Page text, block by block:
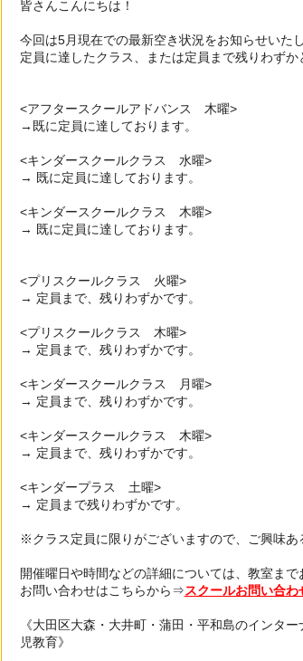
皆さんこんにちは！
今回は5月現在での最新空き状況をお知らせいた
定員に達したクラス、または定員まで残りわず
<アフタースクールアドバンス 木曜>
→既に定員に達しております。
<キンダースクールクラス 水曜>
→ 既に定員に達しております。
<キンダースクールクラス 木曜>
→ 既に定員に達しております。
<プリスクールクラス 火曜>
→ 定員まで、残りわずかです。
<プリスクールクラス 木曜>
→ 定員まで、残りわずかです。
<キンダースクールクラス 月曜>
→ 定員まで、残りわずかです。
<キンダースクールクラス 木曜>
→ 定員まで、残りわずかです。
<キンダープラス 土曜>
→ 定員まで残りわずかです。
※クラス定員に限りがございますので、ご興味あ
開催曜日や時間などの詳細については、教室まで
お問い合わせはこちらから⇒スクールお問い合わ
《大田区大森・大井町・蒲田・平和島のインタ
児教育》